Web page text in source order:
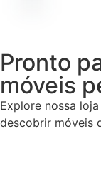
Pronto
móveis
Explore nossa
descobrir móveis